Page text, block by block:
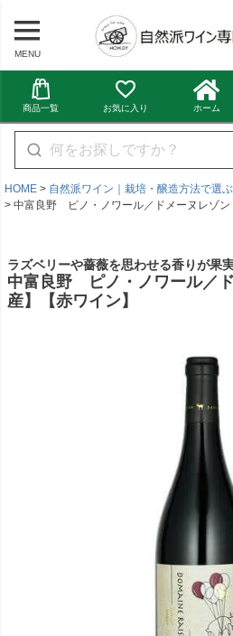
MENU
商品一覧 お気に入り ホーム
HOME
自然派ワイン｜栽培・醸造方法で選ぶ
中富良野 ピノ・ノワール／ドメーヌレゾン
ラズベリーや薔薇を思わせる香りが果
中富良野 ピノ・ノワール／
産】【赤ワイン】